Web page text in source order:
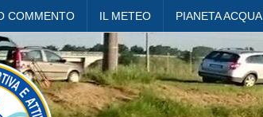
COMMENTO IL METEO PIANETA ACQUA